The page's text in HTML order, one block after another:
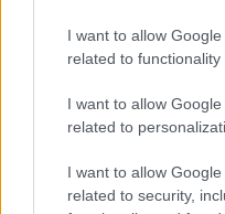
I want to allow
related to
I want to allow
related to
I want to allow
related to security,